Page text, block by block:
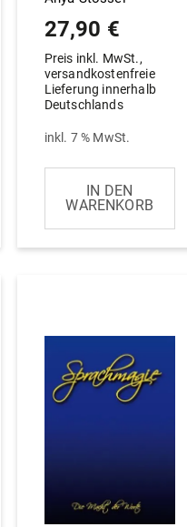
27,90 €
Preis inkl. MwSt.,
versandkostenfreie
Lieferung innerhalb
Deutschlands
inkl. 7 % MwSt.
IN DEN
WARENKORB